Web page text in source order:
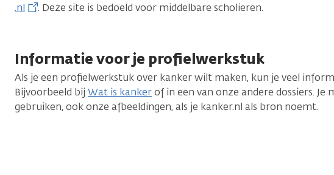
.nl
. Deze site is bedoeld voor middelbare scholieren.
Informatie voor je profielwerkstuk
Als je een profielwerkstuk over kanker wilt maken, kun je veel
Bijvoorbeeld bijWat is kankerof in een van onze andere dossiers.
gebruiken, ook onze afbeeldingen, als je kanker.nl als bron noemt.